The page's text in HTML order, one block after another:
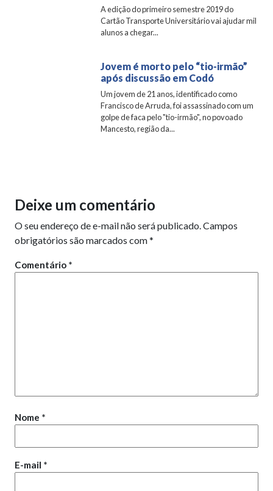
A edição do primeiro semestre 2019 do
Cartão Transporte Universitário vai ajudar mil
alunos a chegar...
Jovem é morto pelo “tio-irmão”
após discussão em Codó
Um jovem de 21 anos, identificado como
Francisco de Arruda, foi assassinado com um
golpe de faca pelo "tio-irmão", no povoado
Mancesto, região da...
Deixe um comentário
O seu endereço de e-mail não será publicado.Campos
obrigatórios são marcados com*
Comentário *
Nome *
E-mail *